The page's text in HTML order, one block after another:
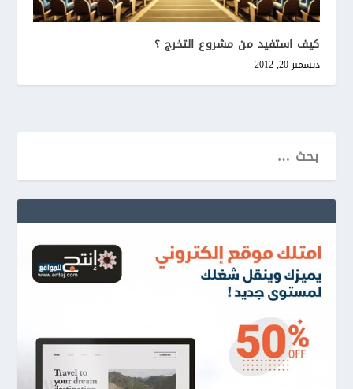
كيف استفيد من مشروع التخرج ؟
ديسمبر 20, 2012